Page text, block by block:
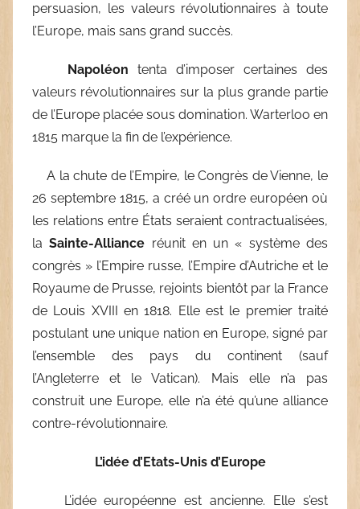
persuasion, les valeurs révolutionnaires à toute
l’Europe, mais sans grand succès.
Napoléon
tenta d’imposer certaines des
valeurs révolutionnaires sur la plus grande partie
de l’Europe placée sous domination. Warterloo en
1815 marque la fin de l’expérience.
A la chute de l’Empire, le Congrès de Vienne, le
26 septembre 1815, a créé un ordre européen où
les relations entre États seraient contractualisées,
laSainte-Alliance réunit en un « système des
congrès » l’Empire russe, l’Empire d’Autriche et le
Royaume de Prusse, rejoints bientôt par la France
de Louis XVIII en 1818. Elle est le premier traité
postulant une unique nation en Europe, signé par
l’ensemble des pays du continent (sauf
l’Angleterre et le Vatican). Mais elle n’a pas
construit une Europe, elle n’a été qu’une alliance
contre-révolutionnaire.
L’idée d’Etats-Unis d’Europe
L’idée européenne est ancienne. Elle s’est